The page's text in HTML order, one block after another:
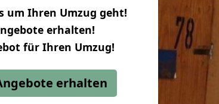
um Ihren Umzug geht!
erhalten!
für Ihren Umzug!
erhalten